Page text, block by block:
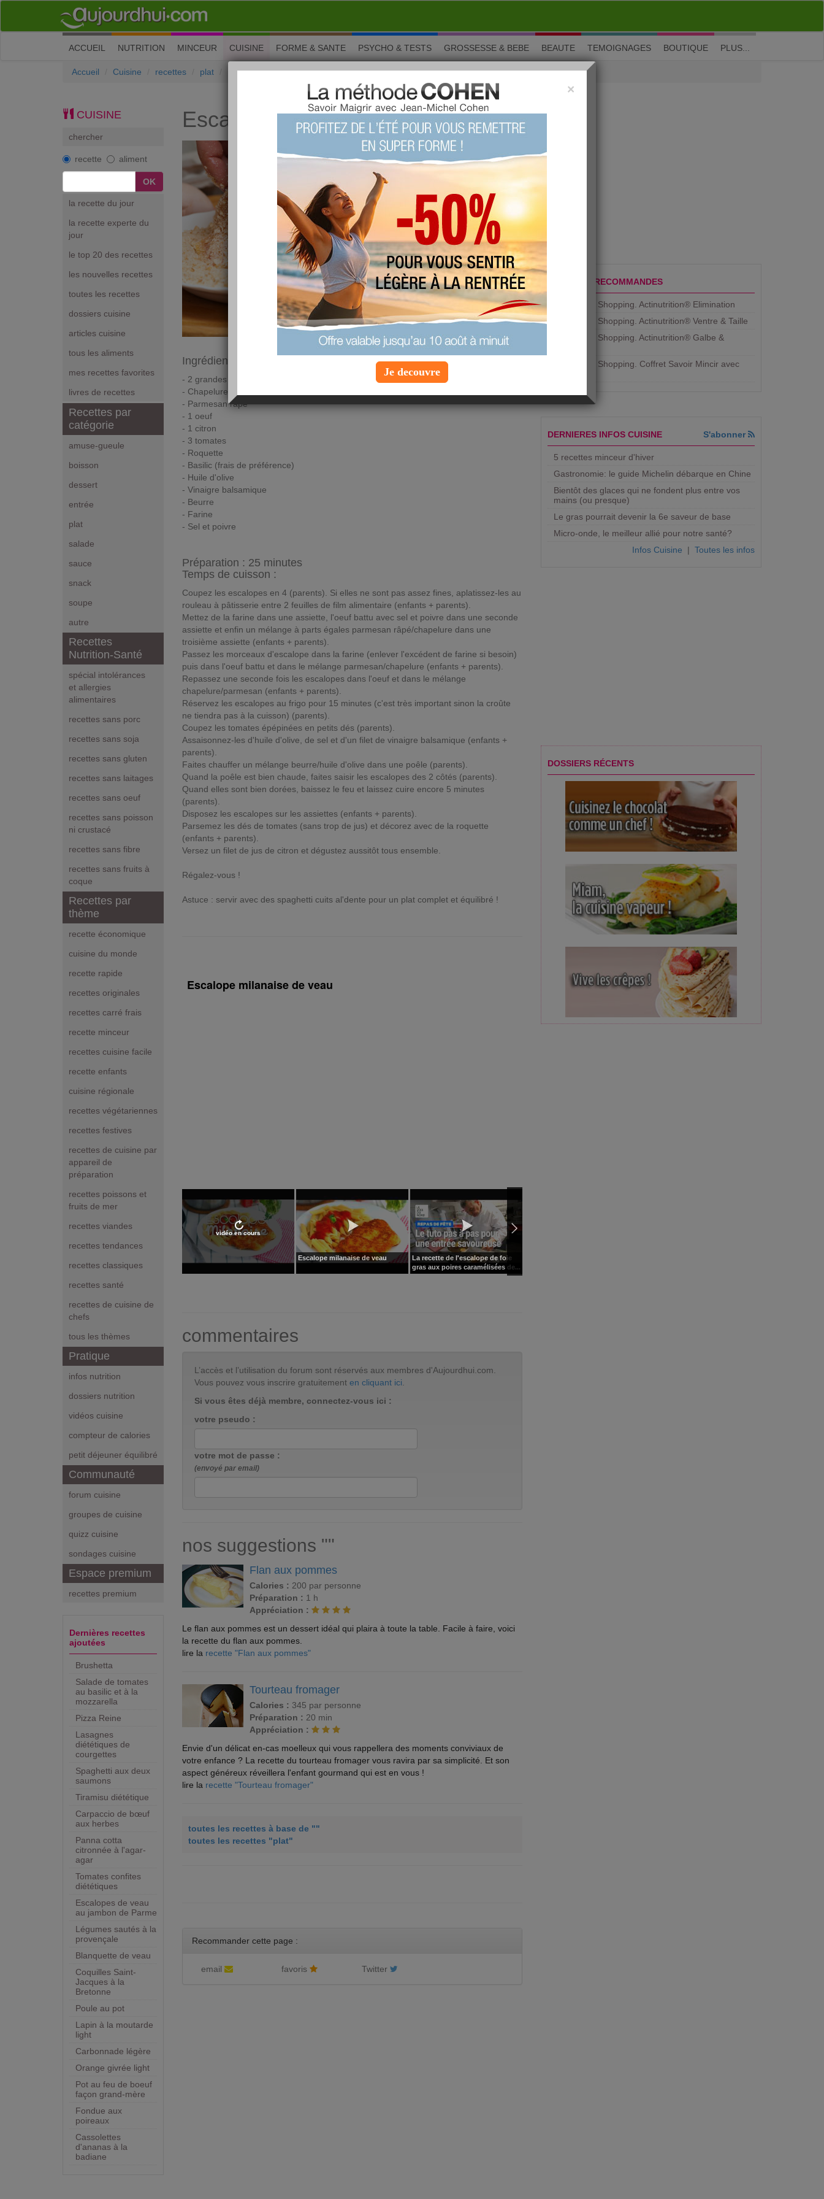
M'inscrire| Me connecter| ? Visite guidée
ACCUEIL (current)
NUTRITION MINCEUR CUISINE FORME & SANTE PSYCHO & TESTS GROSSESSE & BEBE BEAUTE TEMOIGNAGES BOUTIQUE PLUS...
Accueil Cuisine recettes plat Escalope à la milanaise
CUISINE
chercher
recette aliment
la recette du jour
la recette experte du
jour
le top 20 des recettes
les nouvelles recettes
toutes les recettes
dossiers cuisine
articles cuisine
tous les aliments
mes recettes favorites
livres de recettes
Recettes par
catégorie
amuse-gueule
boisson
dessert
entrée
plat
salade
sauce
snack
soupe
autre
Recettes
Nutrition-Santé
spécial intolérances
et allergies
alimentaires
recettes sans porc
recettes sans soja
recettes sans gluten
recettes sans laitages
recettes sans oeuf
recettes sans poisson
ni crustacé
recettes sans fibre
recettes sans fruits à
coque
Recettes par
thème
recette économique
cuisine du monde
recette rapide
recettes originales
recettes carré frais
recette minceur
recettes cuisine facile
recette enfants
cuisine régionale
recettes végétariennes
recettes festives
recettes de cuisine par
appareil de
préparation
recettes poissons et
fruits de mer
recettes viandes
recettes tendances
recettes classiques
recettes santé
recettes de cuisine de
chefs
tous les thèmes
Pratique
infos nutrition
dossiers nutrition
vidéos cuisine
compteur de calories
petit déjeuner équilibré
Communauté
forum cuisine
groupes de cuisine
quizz cuisine
sondages cuisine
Espace premium
recettes premium
Dernières recettes
ajoutées
Brushetta
Salade de tomates
au basilic et à la
mozzarella
Pizza Reine
Lasagnes
diététiques de
courgettes
Spaghetti aux deux
saumons
Tiramisu diététique
Carpaccio de bœuf
aux herbes
Panna cotta
citronnée à l'agar-
agar
Tomates confites
diététiques
Escalopes de veau
au jambon de Parme
Légumes sautés à la
provençale
Blanquette de veau
Coquilles Saint-
Jacques à la
Bretonne
Poule au pot
Lapin à la moutarde
light
Carbonnade légère
Orange givrée light
Pot au feu de boeuf
façon grand-mère
Fondue aux
poireaux
Cassolettes
d'ananas à la
badiane
Escalope à la milanaise
Une recette traditionnelle italienne simple à réaliser
avec les enfants. Très ludique à confectionner, ce
plat équilibré ravira les enfants comme les parents !
Vous aimez ? Alors notez !
(vue : 28706 fois)
proposée par
type : plat
imprimer la fiche recette
ajouter à mes favoris
proposer une recette
Ingrédients pour 2 personnes
- 2 grandes escalopes de veau fines (dans la noix)
- Chapelure
- Parmesan râpé
- 1 oeuf
- 1 citron
- 3 tomates
- Roquette
- Basilic (frais de préférence)
- Huile d'olive
- Vinaigre balsamique
- Beurre
- Farine
- Sel et poivre
Préparation : 25 minutes
Temps de cuisson :
Coupez les escalopes en 4 (parents). Si elles ne sont pas assez fines, aplatissez-les au
rouleau à pâtisserie entre 2 feuilles de film alimentaire (enfants + parents).
Mettez de la farine dans une assiette, l'oeuf battu avec sel et poivre dans une seconde
assiette et enfin un mélange à parts égales parmesan râpé/chapelure dans une
troisième assiette (enfants + parents).
Passez les morceaux d'escalope dans la farine (enlever l'excédent de farine si besoin)
puis dans l'oeuf battu et dans le mélange parmesan/chapelure (enfants + parents).
Repassez une seconde fois les escalopes dans l'oeuf et dans le mélange
chapelure/parmesan (enfants + parents).
Réservez les escalopes au frigo pour 15 minutes (c'est très important sinon la croûte
ne tiendra pas à la cuisson) (parents).
Coupez les tomates épépinées en petits dés (parents).
Assaisonnez-les d'huile d'olive, de sel et d'un filet de vinaigre balsamique (enfants +
parents).
Faites chauffer un mélange beurre/huile d'olive dans une poêle (parents).
Quand la poêle est bien chaude, faites saisir les escalopes des 2 côtés (parents).
Quand elles sont bien dorées, baissez le feu et laissez cuire encore 5 minutes
(parents).
Disposez les escalopes sur les assiettes (enfants + parents).
Parsemez les dés de tomates (sans trop de jus) et décorez avec de la roquette
(enfants + parents).
Versez un filet de jus de citron et dégustez aussitôt tous ensemble.
Régalez-vous !
Astuce : servir avec des spaghetti cuits al'dente pour un plat complet et équilibré !
Escalope milanaise de veau
vidéo en cours
Escalope milanaise de veau
La recette de l'escalope de foie
gras aux poires caramélisées de...
commentaires
L’accès et l’utilisation du forum sont réservés aux membres d'Aujourdhui.com.
Vous pouvez vous inscrire gratuitement en cliquant ici
Si vous êtes déjà membre, connectez-vous ici :
votre pseudo :
votre mot de passe :
(envoyé par email)
nos suggestions ""
Flan aux pommes
Calories : 200 par personne
Préparation : 1 h
Appréciation :
Le flan aux pommes est un dessert idéal qui plaira à toute la table. Facile à faire, voici
la recette du flan aux pommes.
lire la recette "Flan aux pommes"
Tourteau fromager
Calories : 345 par personne
Préparation : 20 min
Appréciation :
Envie d'un délicat en-cas moelleux qui vous rappellera des moments conviviaux de
votre enfance ? La recette du tourteau fromager vous ravira par sa simplicité. Et son
aspect généreux réveillera l'enfant gourmand qui est en vous !
lire la recette "Tourteau fromager"
toutes les recettes à base de ""
toutes les recettes "plat"
Recommander cette page :
email favoris Twitter
PRODUITS RECOMMANDES
Aujourdhui Shopping. Actinutrition® Elimination
Aujourdhui Shopping. Actinutrition® Ventre & Taille
Aujourdhui Shopping. Actinutrition® Galbe &
Aujourdhui Shopping. ​Coffret Savoir Mincir avec
DERNIERES INFOS CUISINE S'abonner
5 recettes minceur d'hiver
Gastronomie: le guide Michelin débarque en Chine
Bientôt des glaces qui ne fondent plus entre vos
mains (ou presque)
Le gras pourrait devenir la 6e saveur de base
Micro-onde, le meilleur allié pour notre santé?
Infos Cuisine | Toutes les infos
DOSSIERS RÉCENTS
×
Je decouvre